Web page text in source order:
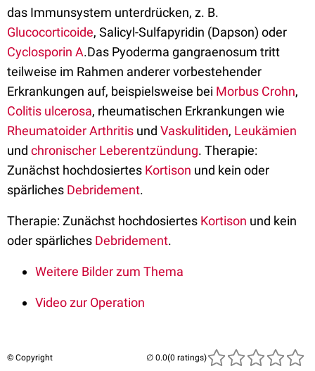
das Immunsystem unterdrücken, z. B.
Glucocorticoide, Salicyl-Sulfapyridin (Dapson) oder
Cyclosporin A.Das Pyoderma gangraenosum tritt
teilweise im Rahmen anderer vorbestehender
Erkrankungen auf, beispielsweise bei Morbus Crohn,
Colitis ulcerosa, rheumatischen Erkrankungen wie
Rheumatoider Arthritis und Vaskulitiden, Leukämien
und chronischer Leberentzündung. Therapie:
Zunächst hochdosiertes Kortison und kein oder
spärliches Debridement.
Therapie: Zunächst hochdosiertes Kortison und kein
oder spärliches Debridement.
Weitere Bilder zum Thema
Video zur Operation
© Copyright (0 ratings)